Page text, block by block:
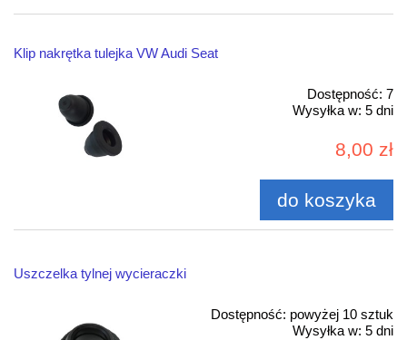
Klip nakrętka tulejka VW Audi Seat
Dostępność: 7
Wysyłka w: 5 dni
8,00 zł
do koszyka
Uszczelka tylnej wycieraczki
Dostępność: powyżej 10 sztuk
Wysyłka w: 5 dni